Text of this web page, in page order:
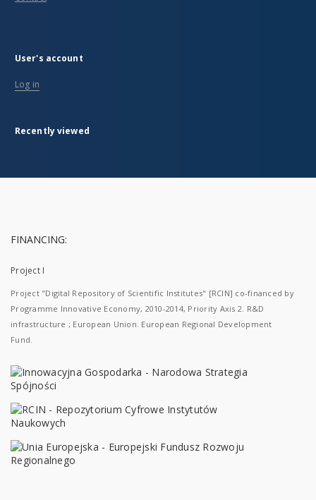
User's account
Log in
Recently viewed
FINANCING:
Project I
Project "Digital Repository of Scientific Institutes" [RCIN] co-financed by
Programme Innovative Economy, 2010-2014, Priority Axis 2. R&D
infrastructure ; European Union. European Regional Development
Fund.